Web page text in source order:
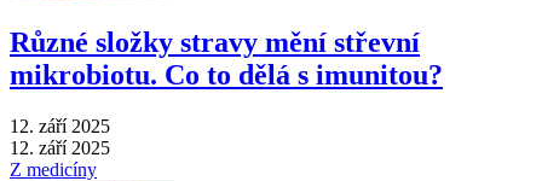
Různé složky stravy mění střevní
mikrobiotu. Co to dělá s imunitou?
12. září 2025
12. září 2025
Z medicíny